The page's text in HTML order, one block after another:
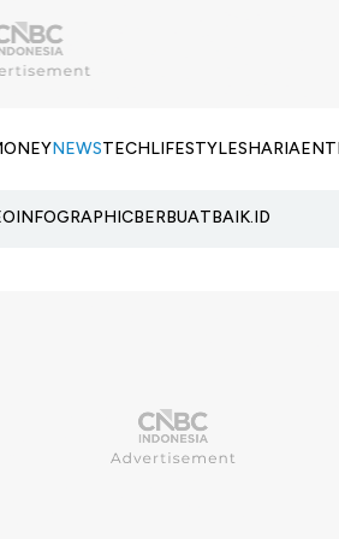
NEWSTECHLIFESTYLESHARIA
INFOGRAPHICBERBUATBAIK.ID